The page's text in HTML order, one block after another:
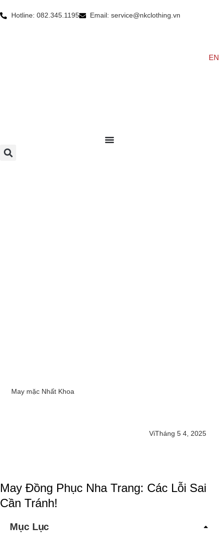
Hotline: 082.345.1195 Email: service@nkclothing.vn
EN
May mặc Nhất Khoa
ViTháng 5 4, 2025
May Đồng Phục Nha Trang: Các Lỗi Sai
Cần Tránh!
Mục Lục